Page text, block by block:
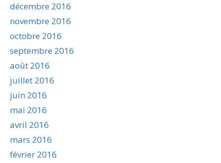
décembre 2016
novembre 2016
octobre 2016
septembre 2016
août 2016
juillet 2016
juin 2016
mai 2016
avril 2016
mars 2016
février 2016